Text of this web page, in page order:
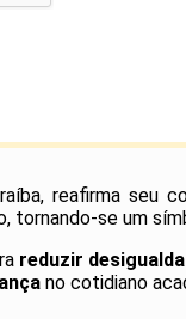
reafirma seu
tornando-se um
reduzir
no cotidiano